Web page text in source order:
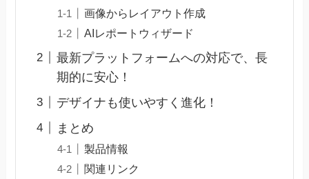
画像からレイアウト作成
AIレポートウィザード
最新プラットフォームへの対応で、長
期的に安心！
デザイナも使いやすく進化！
まとめ
製品情報
関連リンク